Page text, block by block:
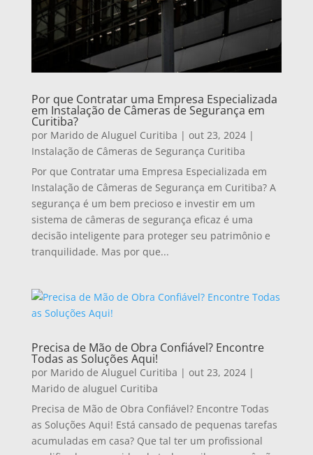
Por que Contratar uma Empresa Especializada
em Instalação de Câmeras de Segurança em
Curitiba?
por Marido de Aluguel Curitiba | out 23, 2024|
Instalação de Câmeras de Segurança Curitiba
Por que Contratar uma Empresa Especializada em
Instalação de Câmeras de Segurança em Curitiba? A
segurança é um bem precioso e investir em um
sistema de câmeras de segurança eficaz é uma
decisão inteligente para proteger seu patrimônio e
tranquilidade. Mas por que...
Precisa de Mão de Obra Confiável? Encontre
Todas as Soluções Aqui!
por Marido de Aluguel Curitiba | out 23, 2024|
Marido de aluguel Curitiba
Precisa de Mão de Obra Confiável? Encontre Todas
as Soluções Aqui! Está cansado de pequenas tarefas
acumuladas em casa? Que tal ter um profissional